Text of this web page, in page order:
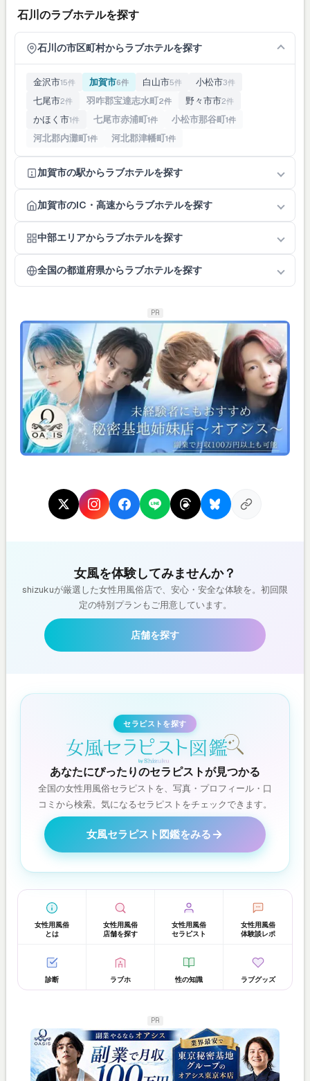
石川のラブホテルを探す
石川の市区町村からラブホテルを探す
金沢市15件 加賀市6件 白山市5件 小松市3件
七尾市2件 羽咋郡宝達志水町2件 野々市市2件
かほく市1件 七尾市赤浦町1件 小松市那谷町1件
河北郡内灘町1件 河北郡津幡町1件
加賀市の駅からラブホテルを探す
加賀市のIC・高速からラブホテルを探す
中部エリアからラブホテルを探す
全国の都道府県からラブホテルを探す
PR
女風を体験してみませんか？
shizukuが厳選した女性用風俗店で、安心・安全な体験を。初回限
定の特別プランもご用意しています。
店舗を探す
セラピストを探す
あなたにぴったりのセラピストが見つかる
全国の女性用風俗セラピストを、写真・プロフィール・口
コミから検索。気になるセラピストをチェックできます。
女風セラピスト図鑑をみる
女性用風俗
とは
女性用風俗
店舗を探す
女性用風俗
セラピスト
女性用風俗
体験談レポ
診断 ラブホ 性の知識 ラブグッズ
PR